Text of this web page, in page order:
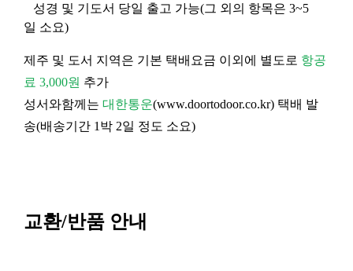
성경 및 기도서 당일 출고 가능(그 외의 항목은 3~5
일 소요)
제주 및 도서 지역은 기본 택배요금 이외에 별도로 항공
료 3,000원 추가
성서와함께는 대한통운(www.doortodoor.co.kr) 택배 발
송(배송기간 1박 2일 정도 소요)
교환/반품 안내